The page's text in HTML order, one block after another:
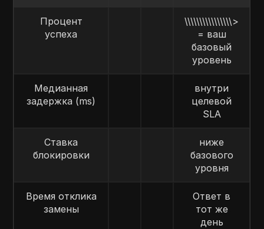
Процент
успеха
\\\\\\\\\\\\\\\\>
= ваш
базовый
уровень
Медианная
задержка (ms)
внутри
целевой
SLA
Ставка
блокировки
ниже
базового
уровня
Время отклика
замены
Ответ в
тот же
день